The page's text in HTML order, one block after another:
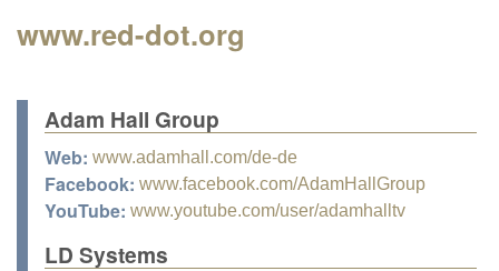
www.red-dot.org
Adam Hall Group
Web: www.adamhall.com/de-de
Facebook: www.facebook.com/AdamHallGroup
YouTube: www.youtube.com/user/adamhalltv
LD Systems